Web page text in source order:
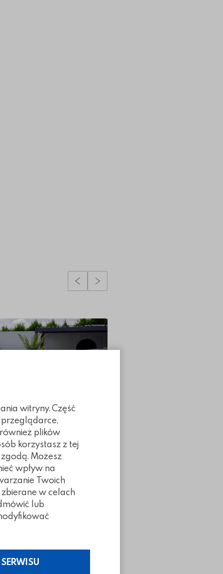
witryny. Część
plików
korzystasz z tej
Możesz
wpływ na
Twoich
w celach
lub
Poprzedni slidy
Następny slidy